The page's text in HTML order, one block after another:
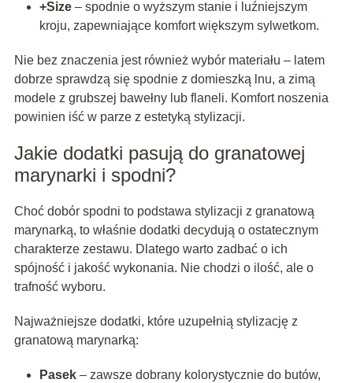
+Size– spodnie o wyższym stanie i luźniejszym
kroju, zapewniające komfort większym sylwetkom.
Nie bez znaczenia jest również wybór materiału – latem
dobrze sprawdzą się spodnie z domieszką lnu, a zimą
modele z grubszej bawełny lub flaneli. Komfort noszenia
powinien iść w parze z estetyką stylizacji.
Jakie dodatki pasują do granatowej
marynarki i spodni?
Choć dobór spodni to podstawa stylizacji z granatową
marynarką, to właśnie dodatki decydują o ostatecznym
charakterze zestawu. Dlatego warto zadbać o ich
spójność i jakość wykonania. Nie chodzi o ilość, ale o
trafność wyboru.
Najważniejsze dodatki, które uzupełnią stylizację z
granatową marynarką:
Pasek– zawsze dobrany kolorystycznie do butów,